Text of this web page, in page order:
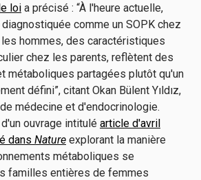
loi a précisé : “À l'heure actuelle,
comme un SOPK chez
hommes, des caractéristiques
chez les parents, reflètent des
métaboliques partagées plutôt qu'un
défini”, citant Okan Bülent Yıldız,
médecine et d'endocrinologie.
ouvrage intitulé article d'avril
dans Nature explorant la manière
métaboliques se
familles entières de femmes